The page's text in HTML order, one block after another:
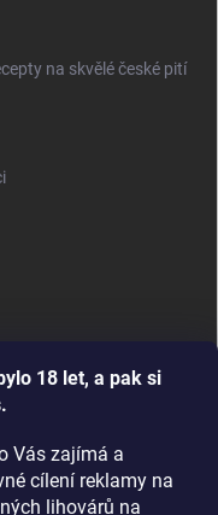
18 let, a pak si
Vás zajímá a
cílení reklamy na
lihovárů na
na skvělé české pití
CAT